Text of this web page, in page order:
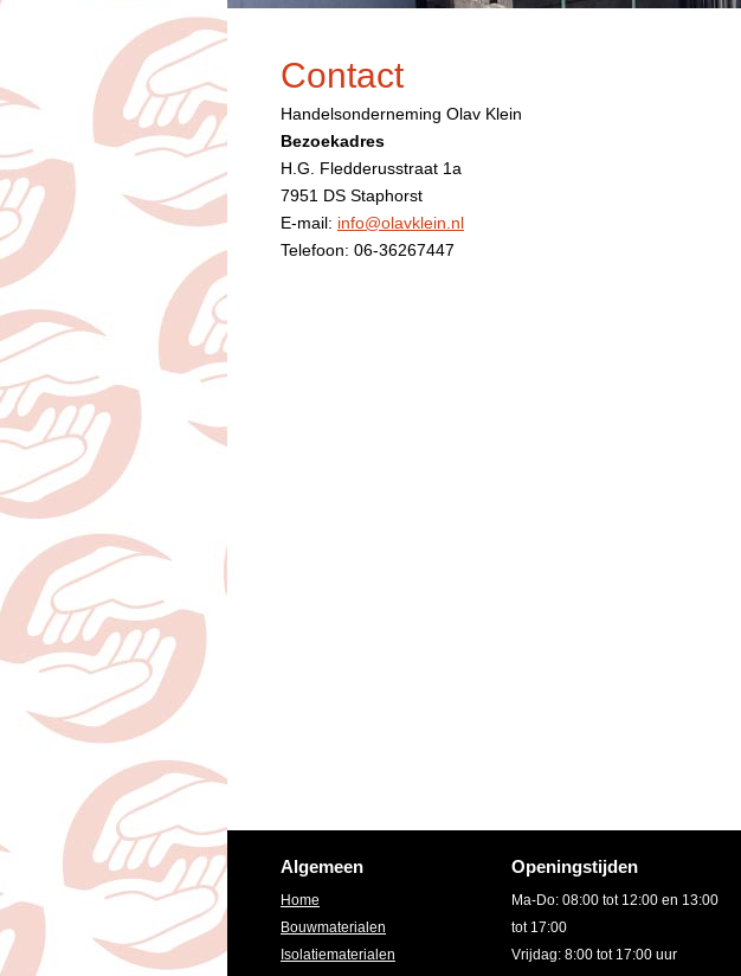
Contact
Handelsonderneming Olav Klein
Bezoekadres
H.G. Fledderusstraat 1a
7951 DS Staphorst
E-mail: info@olavklein.nl
Telefoon: 06-36267447
Algemeen
Home
Bouwmaterialen
Isolatiematerialen
Openingstijden
Ma-Do: 08:00 tot 12:00 en 13:00
tot 17:00
Vrijdag: 8:00 tot 17:00 uur